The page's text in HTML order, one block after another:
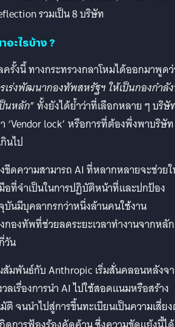
รวมเป็น 8 บริษัท
ะไรบ้าง ?
รั้งนี้ ทางกระทรวงกลาโหมได้ออกมาพูด
เร่งพัฒนากองทัพสหรัฐฯ ให้เป็นกองกำลั
นหลัก” ทั้งยังได้ย้ำว่าที่เลือกหลาย ๆ บริษั
‘Vendor lock’ หรือการที่ต้องพึ่งพาบริษัท
นไป
งขีดความสามารถ AI ที่หลากหลายจะช่วย
อที่จำเป็นในการปฏิบัติหน้าที่และปกป้อง
บันมีบุคลากรกว่าหนึ่งล้านคนใช้งาน
องทัพที่ช่วยลดระยะเวลาทำงานจากหลัก
วัน
สัมพันธ์กับ Anthropic เริ่มสั่นคลอนหลังจ
ลเรื่องการนำ AI ไปใช้สอดแนมหรือสร้าง
ติ จนนำไปสู่การขึ้นทะเบียนเป็นความเสี่ย